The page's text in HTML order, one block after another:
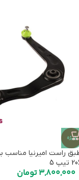
ویژه
راست امیرنیا مناسب
تیپ 5
3,800,000تومان